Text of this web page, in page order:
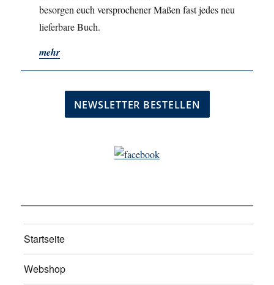
besorgen euch versprochener Maßen fast jedes neu
lieferbare Buch.
mehr
Startseite
Webshop